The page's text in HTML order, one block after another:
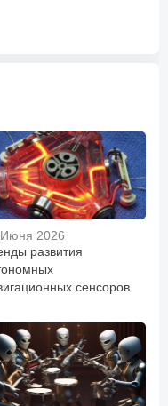
2026
развития
сенсоров